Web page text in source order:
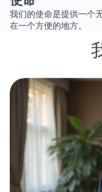
我们的使命是提供一个
在一个方便的地方。